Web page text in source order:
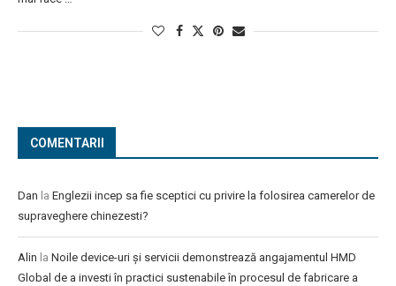
COMENTARII
Dan la Englezii incep sa fie sceptici cu privire la folosirea camerelor de
supraveghere chinezesti?
Alin la Noile device-uri și servicii demonstrează angajamentul HMD
Global de a investi în practici sustenabile în procesul de fabricare a